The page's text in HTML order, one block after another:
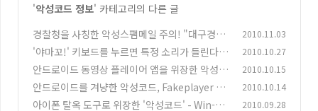
'악성코드 정보' 카테고리의 다른 글
경찰청을 사칭한 악성스팸메일 주의! "대구경찰
청, 사이버수사대 (참고인 출석요구서)" (1)
2010.11.03
'야마꼬!' 키보드를 누르면 특정 소리가 들린다?
(10)
2010.10.27
안드로이드 동영상 플레이어 앱을 위장한 악성
앱 주의요망 (0)
2010.10.15
안드로이드를 겨냥한 악성코드, Fakeplayer 변
종 발견
(0)
2010.10.14
아이폰 탈옥 도구로 위장한 '악성코드' - Win-Tr
2010.09.28